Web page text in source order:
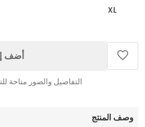
XL
أضف
التفاصيل والصور متاحة
وصف المنتج